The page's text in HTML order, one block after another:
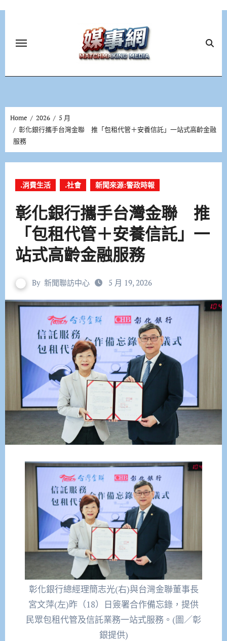
Home 2026
5 月
彰化銀行攜手台灣金聯 推「包租代管＋安養信託」一站式高齡金融
服務
.消費生活 .社會 新聞來源:警政時報
彰化銀行攜手台灣金聯 推
「包租代管＋安養信託」一
站式高齡金融服務
By 新聞聯訪中心 5 月 19, 2026
彰化銀行總經理簡志光(右)與台灣金聯董事長
宮文萍(左)昨（18）日簽署合作備忘錄，提供
民眾包租代管及信託業務一站式服務。(圖／彰
銀提供)